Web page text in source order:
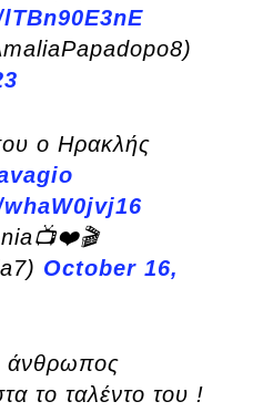
ο Ηρακλής
October 16,
άνθρωπος
το ταλέντο του !